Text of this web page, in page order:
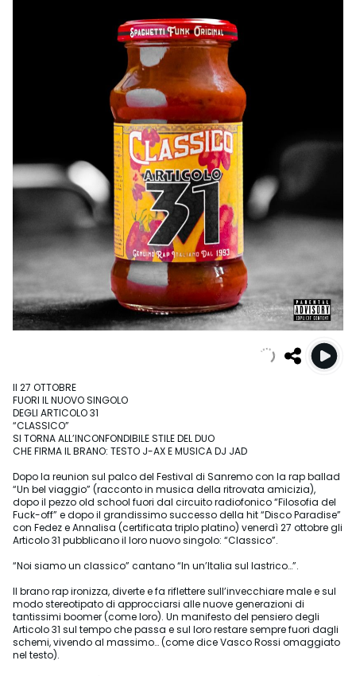
Il 27 OTTOBRE
FUORI IL NUOVO SINGOLO
DEGLI ARTICOLO 31
“CLASSICO”
SI TORNA ALL’INCONFONDIBILE STILE DEL DUO
CHE FIRMA IL BRANO: TESTO J-AX E MUSICA DJ JAD
Dopo la reunion sul palco del Festival di Sanremo con la rap ballad
“Un bel viaggio” (racconto in musica della ritrovata amicizia),
dopo il pezzo old school fuori dal circuito radiofonico “Filosofia del
Fuck-off” e dopo il grandissimo successo della hit “Disco Paradise”
con Fedez e Annalisa (certificata triplo platino) venerdì 27 ottobre gli
Articolo 31 pubblicano il loro nuovo singolo: “Classico”.
“Noi siamo un classico” cantano “In un’Italia sul lastrico…”.
Il brano rap ironizza, diverte e fa riflettere sull’invecchiare male e sul
modo stereotipato di approcciarsi alle nuove generazioni di
tantissimi boomer (come loro). Un manifesto del pensiero degli
Articolo 31 sul tempo che passa e sul loro restare sempre fuori dagli
schemi, vivendo al massimo… (come dice Vasco Rossi omaggiato
nel testo).